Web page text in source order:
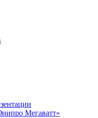
Мегаватт»